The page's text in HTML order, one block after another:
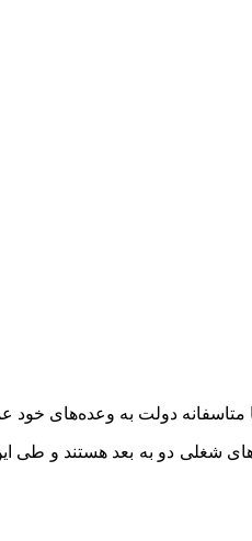
متاسفانه دولت به وعده‌های
صنفی دارای مجوز هستند، افزود: از این تعداد بیش از ۳۵